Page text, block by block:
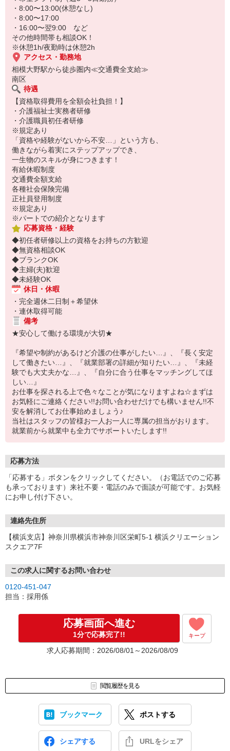
履歴書などの必要書類がそろっていなくても大丈夫です◎
専属コーディネーターと一緒に作成しましょう★
・8:00〜13:00(休憩なし)
・8:00〜17:00
・16:00〜翌9:00 など
その他時間帯も相談OK！
※休憩1h/夜勤時は休憩2h
アクセス・勤務地
相模大野駅から徒歩圏内≪交通費全支給≫
南区
待遇
【資格取得費用を全額会社負担！】
・介護福祉士実務者研修
・介護職員初任者研修
※規定あり
「資格や経験がないから不安…」という方も、
働きながら着実にステップアップでき、
一生物のスキルが身につきます！
有給休暇制度
交通費全額支給
各種社会保険完備
正社員登用制度
※規定あり
※パートでの紹介となります
応募資格・経験
◆初任者研修以上の資格をお持ちの方歓迎
◆無資格相談OK
◆ブランクOK
◆主婦(夫)歓迎
◆未経験OK
休日・休暇
・完全週休二日制＋希望休
・連休取得可能
備考
★安心して働ける環境が大切★
『希望や制約があるけど介護の仕事がしたい…』、『長く安定
して働きたい…』、『就業部署の詳細が知りたい…』、『未経
験でも大丈夫かな…』、『自分に合う仕事をマッチングしてほ
しい…』
お仕事を探される上で色々なことが気になりますよね☆まずは
お気軽にご連絡ください!!お問い合わせだけでも構いません!!不
安を解消してお仕事始めましょう♪
当社はスタッフの皆様お一人お一人に専属の担当がおります。
就業前から就業中も全力でサポートいたします!!
応募方法
「応募する」ボタンをクリックしてください。（お電話でのご応募
も承っております）来社不要・電話のみで面談が可能です。お気軽
にお申し付け下さい。
連絡先住所
【横浜支店】神奈川県横浜市神奈川区栄町5-1 横浜クリエーション
スクエア7F
この求人に関するお問い合わせ
0120-451-047
担当：採用係
応募画面へ進む
1分で応募完了!! キープ
求人応募期間：2026/08/01～2026/08/09
閲覧履歴を見る
ブックマーク ポストする
シェアする URLをシェア